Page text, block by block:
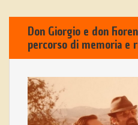
Don Giorgio e don
percorso di memoria e